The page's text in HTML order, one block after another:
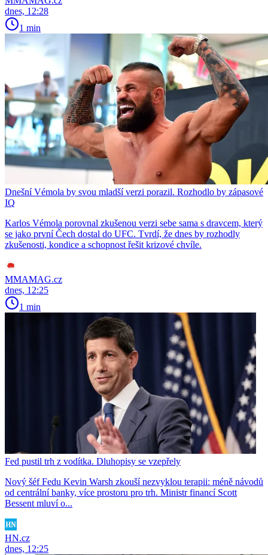
dnes, 12:28
1 min
Dnešní Vémola by svou mladší verzi porazil. Rozhodlo by zápasové
IQ
Karlos Vémola porovnal zkušenou verzi sebe sama s dravcem, který
se jako první Čech dostal do UFC. Tvrdí, že dnes by rozhodly
zkušenosti, kondice a schopnost řešit krizové chvíle.
MMAMAG.cz
dnes, 12:25
1 min
Fed pustil trh z vodítka. Dluhopisy se vzepřely
Nový šéf Fedu Kevin Warsh zkouší nezvyklou terapii: méně návodů
od centrální banky, více prostoru pro trh. Ministr financí Scott
Bessent mluví o...
HN.cz
dnes, 12:25